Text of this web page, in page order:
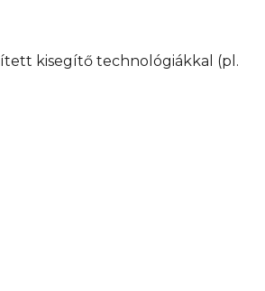
kisegítő technológiákkal (pl.